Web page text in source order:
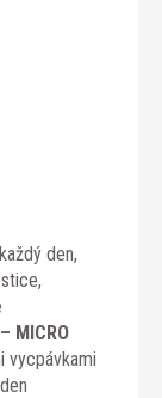
den,
MICRO
vycpávkami